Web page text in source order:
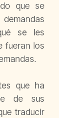
que se
se les
fueran los
que ha
de sus
traducir